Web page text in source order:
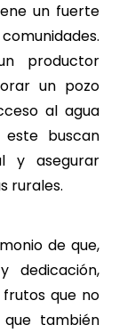
un fuerte
productor
un pozo
al agua
buscan
y asegurar
rurales.
de que,
dedicación,
que no
también